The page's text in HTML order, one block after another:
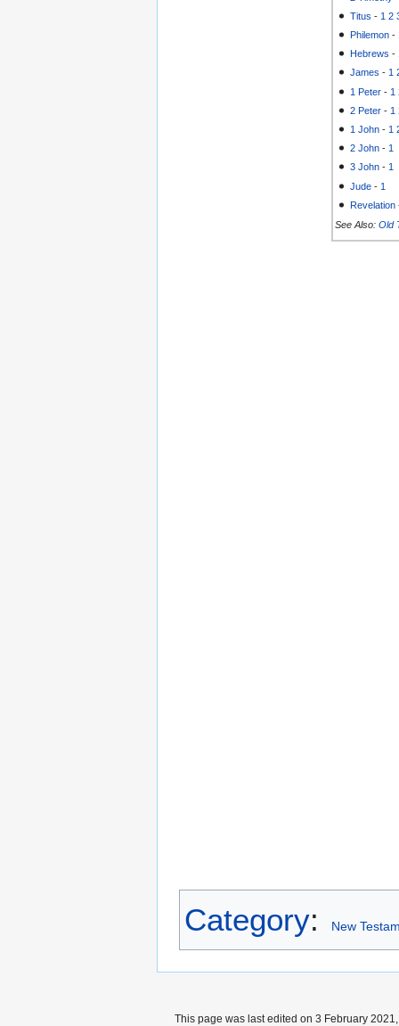
Titus - 1 2
Philemon -
Hebrews -
James -1
1 Peter - 1
2 Peter - 1
1 John - 1
2 John - 1
3 John -1
Jude - 1
Revelation
See Also: Old
Category: New
This page was last edited on 3 February